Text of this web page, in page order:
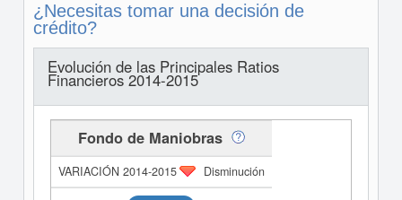
¿Necesitas tomar una decisión de
crédito?
Evolución de las Principales Ratios
Financieros 2014-2015
Fondo de Maniobras
Disminución